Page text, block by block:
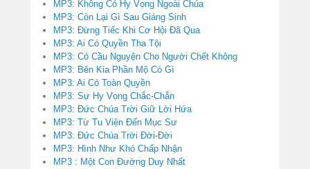
MP3: Không Có Hy Vọng Ngoài Chúa
MP3: Còn Lại Gì Sau Giáng Sinh
MP3: Đừng Tiếc Khi Cơ Hội Đã Qua
MP3: Ai Có Quyền Tha Tội
MP3: Có Cầu Nguyện Cho Người Chết Không
MP3: Bên Kia Phần Mộ Có Gì
MP3: Ai Có Toàn Quyền
MP3: Sự Hy Vọng Chắc-Chắn
MP3: Đức Chúa Trời Giữ Lời Hứa
MP3: Từ Tu Viện Đến Mục Sư
MP3: Đức Chúa Trời Đời-Đời
MP3: Hình Như Khó Chấp Nhận
MP3 : Một Con Đường Duy Nhất